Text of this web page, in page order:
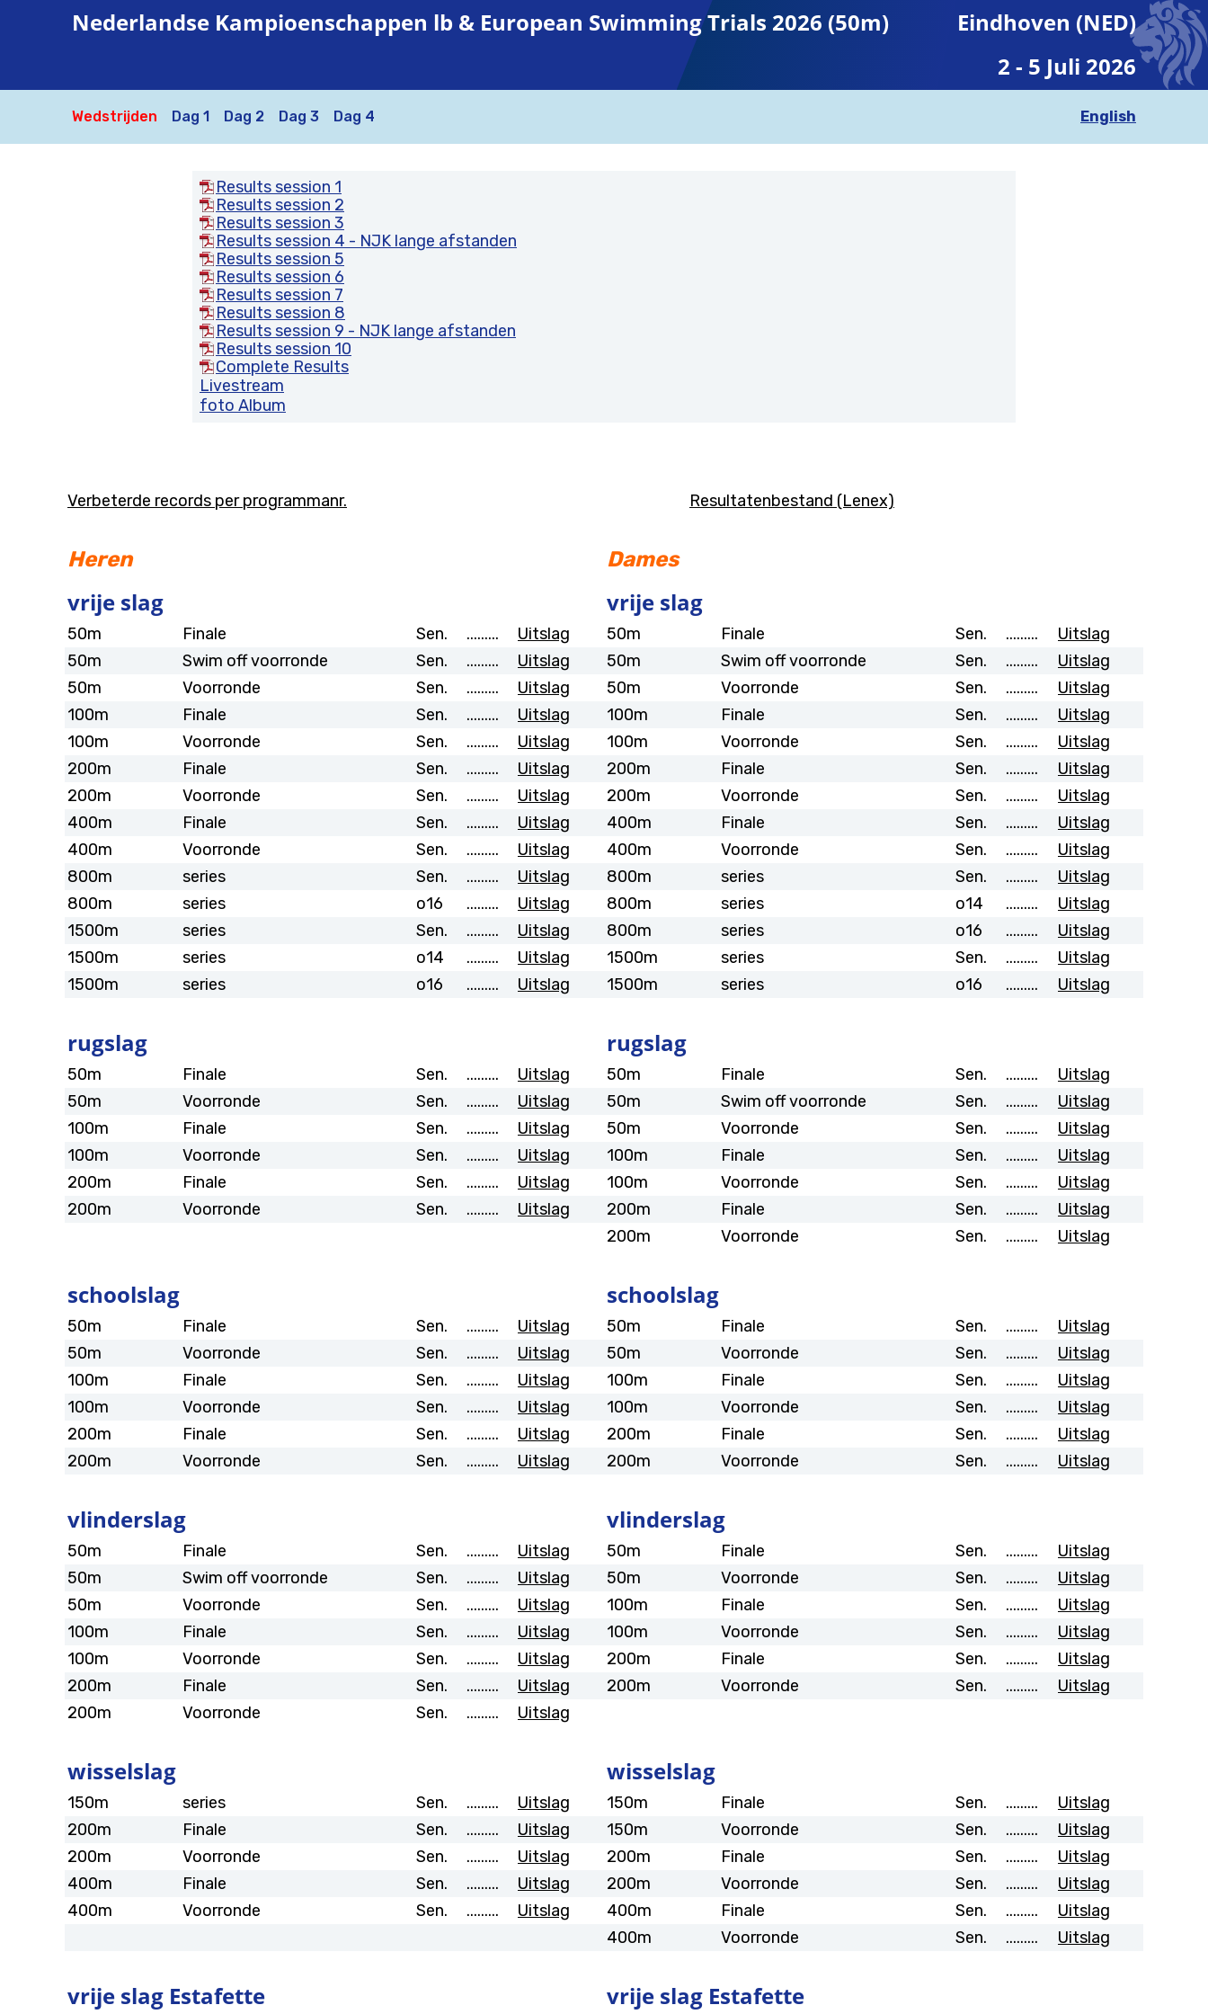
Nederlandse Kampioenschappen lb & European Swimming Trials 2026 (50m)
Eindhoven (NED)
2 - 5 Juli 2026
Wedstrijden Dag 1 Dag 2 Dag 3 Dag 4 English
Results session 1
Results session 2
Results session 3
Results session 4 - NJK lange afstanden
Results session 5
Results session 6
Results session 7
Results session 8
Results session 9 - NJK lange afstanden
Results session 10
Complete Results
Livestream
foto Album
Verbeterde records per programmanr. Resultatenbestand (Lenex)
Heren Dames
vrije slag vrije slag
50m Finale Sen. ......... Uitslag 50m Finale Sen. .........
Uitslag
50m
Swim off voorronde Sen. ......... Uitslag 50m Swim off voorronde Sen. .........
Uitslag
50m
Voorronde Sen. ......... Uitslag 50m Voorronde Sen. .........
Uitslag
100m
Finale Sen. ......... Uitslag 100m Finale Sen. .........
Uitslag
100m
Voorronde Sen. ......... Uitslag 100m Voorronde Sen. .........
Uitslag
200m
Finale Sen. ......... Uitslag 200m Finale Sen. .........
Uitslag
200m
Voorronde Sen. ......... Uitslag 200m Voorronde Sen. .........
Uitslag
400m
Finale Sen. ......... Uitslag 400m Finale Sen. .........
Uitslag
400m
Voorronde Sen. ......... Uitslag 400m Voorronde Sen. .........
Uitslag
800m
series Sen. ......... Uitslag 800m series Sen. .........
Uitslag
800m
series o16 ......... Uitslag 800m series o14 .........
Uitslag
1500m
series Sen. ......... Uitslag 800m series o16 .........
Uitslag
1500m
series o14 ......... Uitslag 1500m series Sen. .........
Uitslag
1500m
series o16 ......... Uitslag 1500m series o16 ......... Uitslag
rugslag rugslag
50m Finale Sen. ......... Uitslag 50m Finale Sen. .........
Uitslag
50m
Voorronde Sen. ......... Uitslag 50m Swim off voorronde Sen. .........
Uitslag
100m
Finale Sen. ......... Uitslag 50m Voorronde Sen. .........
Uitslag
100m
Voorronde Sen. ......... Uitslag 100m Finale Sen. .........
Uitslag
200m
Finale Sen. ......... Uitslag 100m Voorronde Sen. .........
Uitslag
200m
Voorronde Sen. ......... Uitslag 200m Finale Sen. .........
Uitslag
200m
Voorronde Sen. ......... Uitslag
schoolslag schoolslag
50m Finale Sen. ......... Uitslag 50m Finale Sen. .........
Uitslag
50m
Voorronde Sen. ......... Uitslag 50m Voorronde Sen. .........
Uitslag
100m
Finale Sen. ......... Uitslag 100m Finale Sen. .........
Uitslag
100m
Voorronde Sen. ......... Uitslag 100m Voorronde Sen. .........
Uitslag
200m
Finale Sen. ......... Uitslag 200m Finale Sen. .........
Uitslag
200m
Voorronde Sen. ......... Uitslag 200m Voorronde Sen. ......... Uitslag
vlinderslag vlinderslag
50m Finale Sen. ......... Uitslag 50m Finale Sen. .........
Uitslag
50m
Swim off voorronde Sen. ......... Uitslag 50m Voorronde Sen. .........
Uitslag
50m
Voorronde Sen. ......... Uitslag 100m Finale Sen. .........
Uitslag
100m
Finale Sen. ......... Uitslag 100m Voorronde Sen. .........
Uitslag
100m
Voorronde Sen. ......... Uitslag 200m Finale Sen. .........
Uitslag
200m
Finale Sen. ......... Uitslag 200m Voorronde Sen. .........
Uitslag
200m
Voorronde Sen. ......... Uitslag
wisselslag wisselslag
150m series Sen. ......... Uitslag 150m Finale Sen. .........
Uitslag
200m
Finale Sen. ......... Uitslag 150m Voorronde Sen. .........
Uitslag
200m
Voorronde Sen. ......... Uitslag 200m Finale Sen. .........
Uitslag
400m
Finale Sen. ......... Uitslag 200m Voorronde Sen. .........
Uitslag
400m
Voorronde Sen. ......... Uitslag 400m Finale Sen. .........
Uitslag
400m
Voorronde Sen. ......... Uitslag
vrije slag Estafette vrije slag Estafette